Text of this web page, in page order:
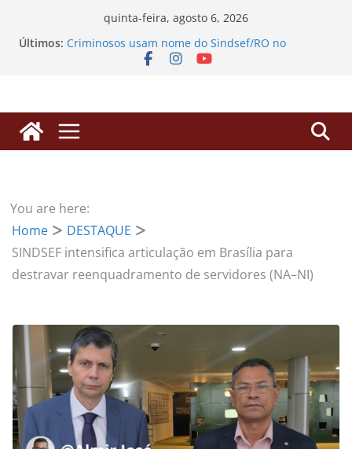
quinta-feira, agosto 6, 2026
Últimos: Criminosos usam nome do Sindsef/RO no
WhatsApp para enganar filiados com falsos
aposentadorias de professores transpostos
EDITAL DE CONVOCAÇÃO – ASSEMBLEIA GERAL
EXTRAORDINÁRIA
SINDSEF/RO Convoca Servidores e Herdeiros para
Atualização sobre Ações Judiciais do Anuênio e
3,17% da FUNAI
You are here:
Home
DESTAQUE
SINDSEF intensifica articulação em Brasília para
destravar reenquadramento de servidores (NA–NI)